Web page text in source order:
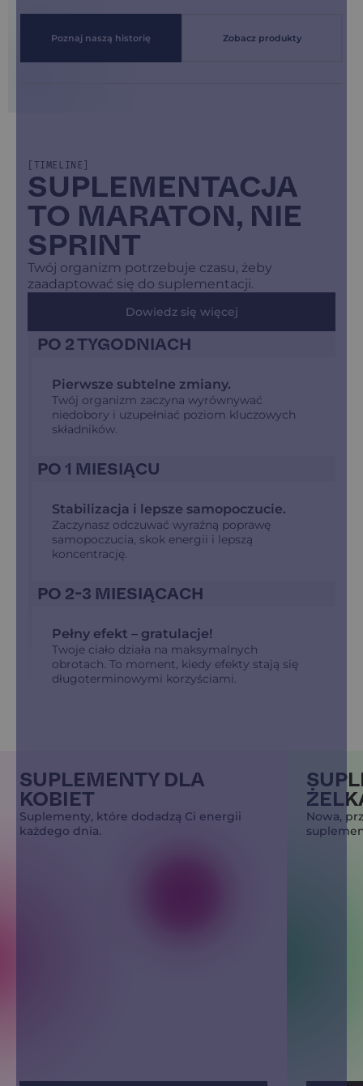
Poznaj naszą historię Zobacz produkty
[TIMELINE]
SUPLEMENTACJA
TO MARATON, NIE
SPRINT
Twój organizm potrzebuje czasu, żeby
zaadaptować się do suplementacji.
Dowiedz się więcej
PO 2 TYGODNIACH
Pierwsze subtelne zmiany.
Twój organizm zaczyna wyrównywać
niedobory i uzupełniać poziom kluczowych
składników.
PO 1 MIESIĄCU
Stabilizacja i lepsze samopoczucie.
Zaczynasz odczuwać wyraźną poprawę
samopoczucia, skok energii i lepszą
koncentrację.
PO 2-3 MIESIĄCACH
Pełny efekt – gratulacje!
Twoje ciało działa na maksymalnych
obrotach. To moment, kiedy efekty stają się
długoterminowymi korzyściami.
SUPLEMENTY DLA
KOBIET
Suplementy, które dodadzą Ci energii
każdego dnia.
Nowa,